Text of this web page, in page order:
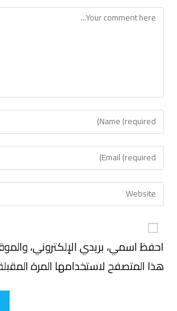
احفظ اسمي، بريدي الإلكتروني،
هذا المتصفح لاستخدامها المرة